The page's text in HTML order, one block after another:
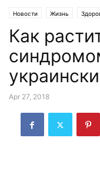
Новости Жизнь
Как
Apr 27, 2018